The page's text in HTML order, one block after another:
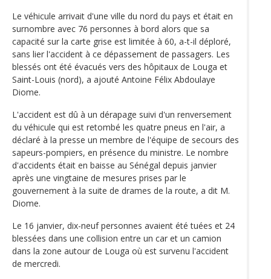
Le véhicule arrivait d'une ville du nord du pays et était en
surnombre avec 76 personnes à bord alors que sa
capacité sur la carte grise est limitée à 60, a-t-il déploré,
sans lier l'accident à ce dépassement de passagers. Les
blessés ont été évacués vers des hôpitaux de Louga et
Saint-Louis (nord), a ajouté Antoine Félix Abdoulaye
Diome.
L'accident est dû à un dérapage suivi d'un renversement
du véhicule qui est retombé les quatre pneus en l'air, a
déclaré à la presse un membre de l'équipe de secours des
sapeurs-pompiers, en présence du ministre. Le nombre
d'accidents était en baisse au Sénégal depuis janvier
après une vingtaine de mesures prises par le
gouvernement à la suite de drames de la route, a dit M.
Diome.
Le 16 janvier, dix-neuf personnes avaient été tuées et 24
blessées dans une collision entre un car et un camion
dans la zone autour de Louga où est survenu l'accident
de mercredi.